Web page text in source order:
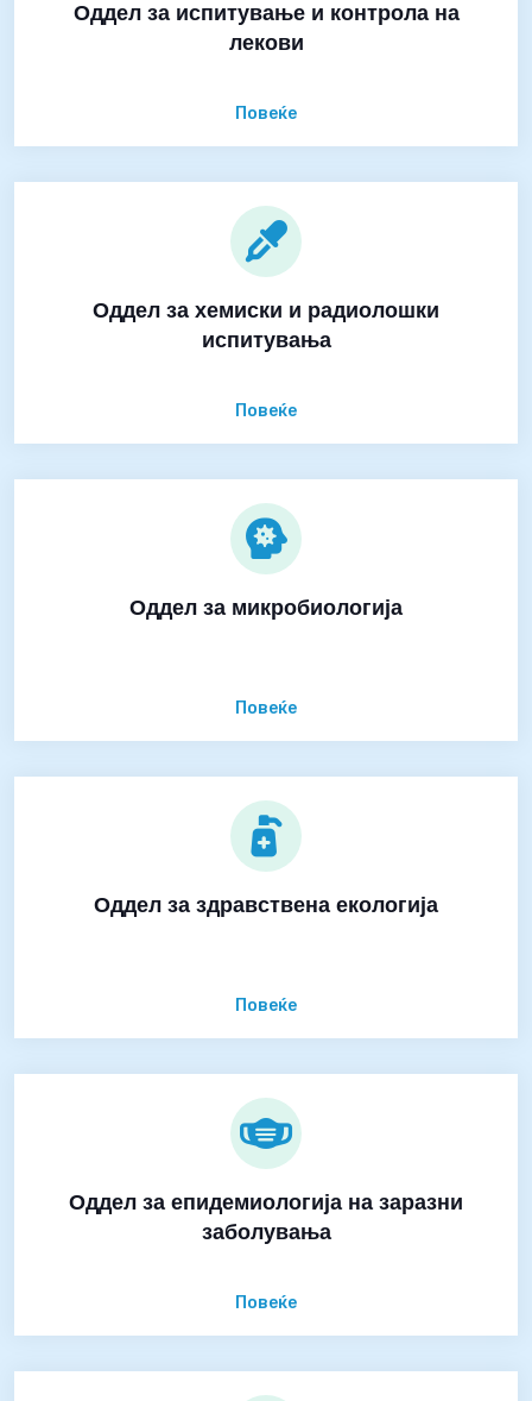
Оддел за испитување и контрола на
лекови
Повеќе
Оддел за хемиски и радиолошки
испитувања
Повеќе
Оддел за микробиологија
Повеќе
Оддел за здравствена екологија
Повеќе
Оддел за епидемиологија на заразни
заболувања
Повеќе